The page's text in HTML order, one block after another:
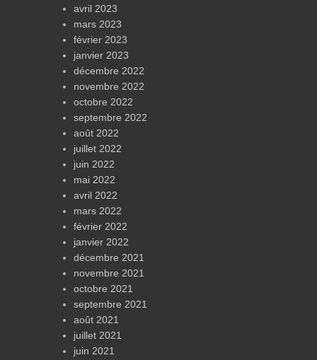
avril 2023
mars 2023
février 2023
janvier 2023
décembre 2022
novembre 2022
octobre 2022
septembre 2022
août 2022
juillet 2022
juin 2022
mai 2022
avril 2022
mars 2022
février 2022
janvier 2022
décembre 2021
novembre 2021
octobre 2021
septembre 2021
août 2021
juillet 2021
juin 2021